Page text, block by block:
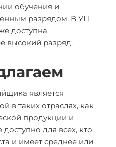
обучения и
разрядом. В УЦ
доступна
высокий разряд.
является
в таких отраслях, как
продукции и
для всех, кто
и имеет среднее или